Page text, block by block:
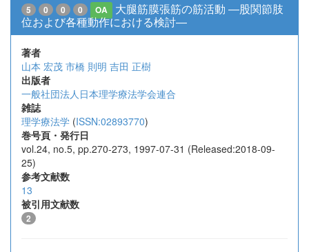
5 0 0 0 OA
大腿筋膜張筋の筋活動 ―股関節肢
位および各種動作における検討―
著者
山本 宏茂 市橋 則明 吉田 正樹
出版者
一般社団法人日本理学療法学会連合
雑誌
理学療法学 (ISSN:02893770)
巻号頁・発行日
vol.24, no.5, pp.270-273, 1997-07-31 (Released:2018-09-
25)
参考文献数
13
被引用文献数
2